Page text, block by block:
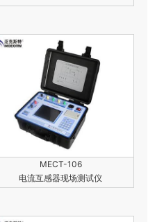
MECT-106
电流互感器现场测试仪